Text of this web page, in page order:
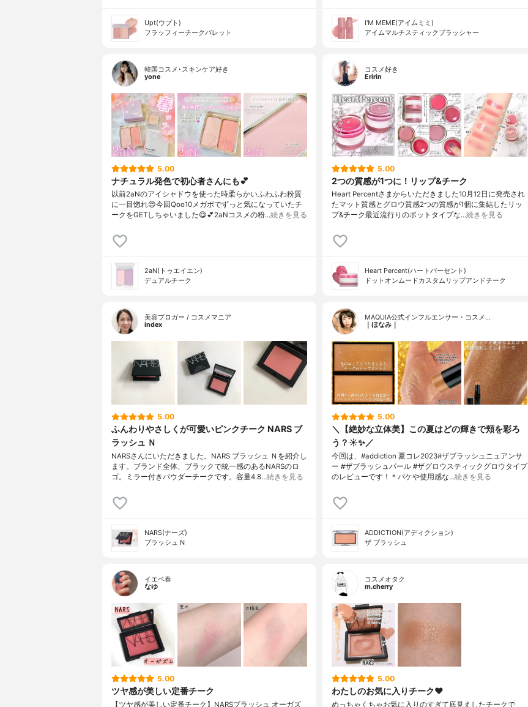
Upt(ウプト)
フラッフィーチークパレット
I'M MEME(アイムミミ)
アイムマルチスティックブラッシャー
韓国コスメ･スキンケア好き
yone
5.00
ナチュラル発色で初心者さんにも💕
以前2aNのアイシャドウを使った時柔らかいふわふわ粉質
に一目惚れ😍⁡今回Qoo10メガポでずっと気になっていたチ
ークをGETしちゃいました😋💕⁡2aNコスメの粉…続きを見る
2aN(トゥエイエン)
デュアルチーク
コスメ好き
Eririn
5.00
2つの質感が1つに！リップ&チーク
Heart Percentさまからいただきました10月12日に発売され
たマット質感とグロウ質感2つの質感が1個に集結したリッ
プ&チーク最近流行りのポットタイプな…続きを見る
Heart Percent(ハートパーセント)
ドットオンムードカスタムリップアンドチーク
美容ブロガー / コスメマニア
index
5.00
ふんわりやさしくが可愛いピンクチーク NARS ブ
ラッシュ Ｎ
NARSさんにいただきました。NARS ブラッシュ Ｎを紹介し
ます。ブランド全体、ブラックで統一感のあるNARSのロ
ゴ。ミラー付きパウダーチークです。容量4.8…続きを見る
NARS(ナーズ)
ブラッシュ N
MAQUIA公式インフルエンサー・コスメ…
｜ほなみ｜
5.00
＼【絶妙な立体美】この夏はどの輝きで頬を彩ろ
う？☀️✨／
今回は、#addiction 夏コレ2023#ザブラッシュニュアンサ
ー #ザブラッシュパール #ザグロウスティックグロウタイプ
のレビューです！＊パケや使用感な…続きを見る
ADDICTION(アディクション)
ザ ブラッシュ
イエベ春
なゆ
5.00
ツヤ感が美しい定番チーク
【ツヤ感が美しい定番チーク】NARSブラッシュ オーガズ
コスメオタク
m.cherry
5.00
わたしのお気に入りチーク‪‪❤︎‬
めっちゃくちゃお気に入りのすぎて底見えしたチークで